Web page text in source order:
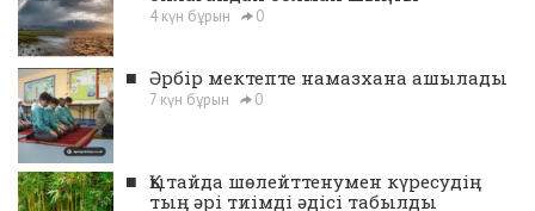
4 күн бұрын 0
■ Әрбір мектепте намазхана ашылады
7 күн бұрын 0
■ Қытайда шөлейттенумен күресудің
тың әрі тиімді әдісі табылды